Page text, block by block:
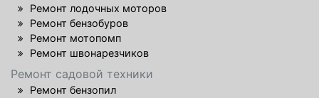
Ремонт лодочных моторов
Ремонт бензобуров
Ремонт мотопомп
Ремонт швонарезчиков
Ремонт садовой техники
Ремонт бензопил